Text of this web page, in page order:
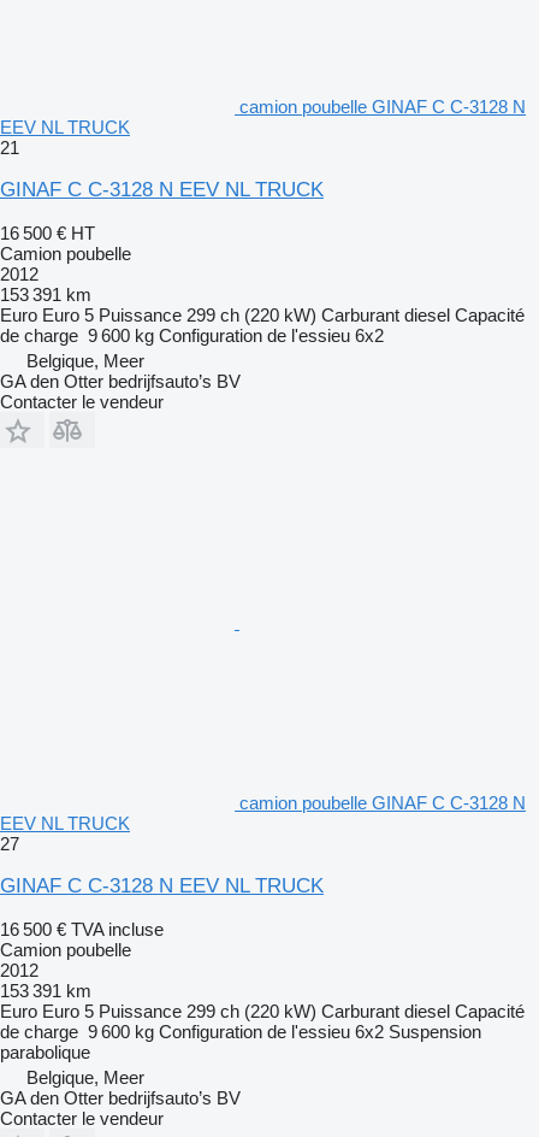
camion poubelle GINAF C C-3128 N
EEV NL TRUCK
21
GINAF C C-3128 N EEV NL TRUCK
16 500 € HT
Camion poubelle
2012
153 391 km
Euro Euro 5 Puissance 299 ch (220 kW) Carburant diesel Capacité
de charge 9 600 kg Configuration de l'essieu 6x2
Belgique, Meer
GA den Otter bedrijfsauto’s BV
Contacter le vendeur
camion poubelle GINAF C C-3128 N
EEV NL TRUCK
27
GINAF C C-3128 N EEV NL TRUCK
16 500 € TVA incluse
Camion poubelle
2012
153 391 km
Euro Euro 5 Puissance 299 ch (220 kW) Carburant diesel Capacité
de charge 9 600 kg Configuration de l'essieu 6x2 Suspension
parabolique
Belgique, Meer
GA den Otter bedrijfsauto’s BV
Contacter le vendeur